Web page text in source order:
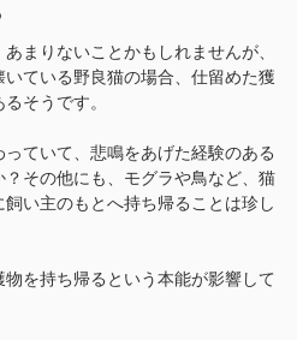
まりないことかもしれませんが、
ている野良猫の場合、仕留めた獲
そうです。
ていて、悲鳴をあげた経験のある
その他にも、モグラや鳥など、猫
い主のもとへ持ち帰ることは珍し
を持ち帰るという本能が影響して